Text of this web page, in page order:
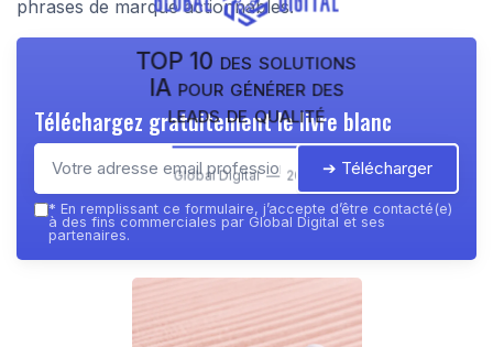
phrases de marque actionnables.
TOP 10 des solutions
IA pour générer des
leads de qualité
Global Digital — 2026
Téléchargez gratuitement le livre blanc
➔ Télécharger
* En remplissant ce formulaire, j’accepte d’être contacté(e)
à des fins commerciales par Global Digital et ses
partenaires.